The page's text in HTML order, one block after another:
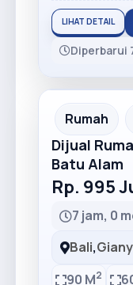
LIHAT DETAIL
Diperbarui
Rumah
Dijual
Batu Alam
Rp. 995
7 jam, 0
Bali,
90 M2